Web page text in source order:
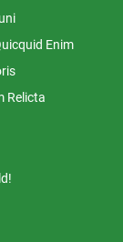
Enim
Relicta